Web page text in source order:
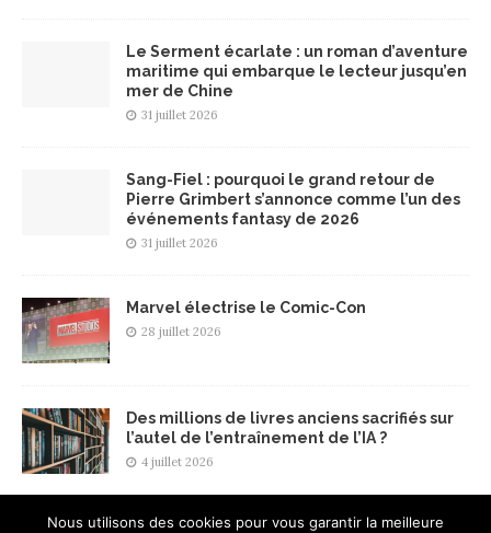
Le Serment écarlate : un roman d’aventure
maritime qui embarque le lecteur jusqu’en
mer de Chine
31 juillet 2026
Sang-Fiel : pourquoi le grand retour de
Pierre Grimbert s’annonce comme l’un des
événements fantasy de 2026
31 juillet 2026
Marvel électrise le Comic-Con
28 juillet 2026
Des millions de livres anciens sacrifiés sur
l’autel de l’entraînement de l’IA ?
4 juillet 2026
Nous utilisons des cookies pour vous garantir la meilleure